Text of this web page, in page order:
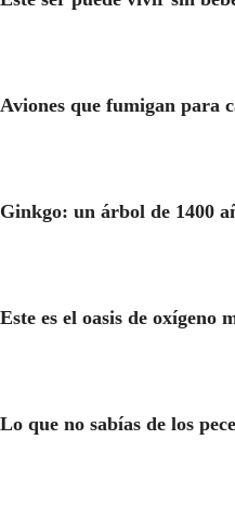
Aviones que fumigan para
Ginkgo: un árbol de 1400
Este es el oasis de oxígeno
Lo que no sabías de los